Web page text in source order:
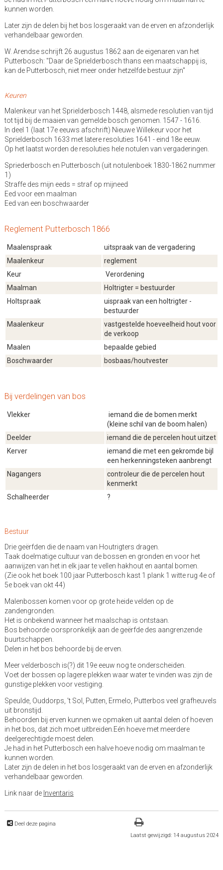
kunnen worden.
Later zijn de delen bij het bos losgeraakt van de erven en afzonderlijk
verhandelbaar geworden.
W. Arendse schrijft 26 augustus 1862 aan de eigenaren van het
Putterbosch: "Daar de Sprielderbosch thans een maatschappij is,
kan de Putterbosch, niet meer onder hetzelfde bestuur zijn"
Keuren
Malenkeur van het Sprielderbosch 1448, alsmede resolutien van tijd
tot tijd bij de maaien van gemelde bosch genomen. 1547 - 1616.
In deel 1 (laat 17e eeuws afschrift) Nieuwe Willekeur voor het
Sprielderbosch 1633 met latere resoluties 1641 - eind 18e eeuw.
Op het laatst worden de resoluties hele notulen van vergaderingen.
Spriederbosch en Putterbosch (uit notulenboek 1830-1862 nummer
1)
Straffe des mijn eeds = straf op mijneed
Eed voor een maalman
Eed van een boschwaarder
Reglement Putterbosch 1866
Maalenspraak
uitspraak van de vergadering
Maalenkeur
reglement
Keur
Verordening
Maalman
Holtrigter = bestuurder
Holtspraak
uispraak van een holtrigter -
bestuurder
Maalenkeur
vastgestelde hoeveelheid hout voor
de verkoop
Maalen
bepaalde gebied
Boschwaarder
bosbaas/houtvester
Bij verdelingen van bos
Vlekker
iemand die de bomen merkt
(kleine schil van de boom halen)
Deelder
iemand die de percelen hout uitzet
Kerver
iemand die met een gekromde bijl
een herkenningsteken aanbrengt
Nagangers
controleur die de percelen hout
kenmerkt
Schalheerder
?
Bestuur
Drie geërfden die de naam van Houtrigters dragen.
Taak doelmatige cultuur van de bossen en gronden en voor het
aanwijzen van het in elk jaar te vellen hakhout en aantal bomen.
(Zie ook het boek 100 jaar Putterbosch kast 1 plank 1 witte rug 4e of
5e boek van okt 44)
Malenbossen komen voor op grote heide velden op de
zandengronden.
Het is onbekend wanneer het maalschap is ontstaan.
Bos behoorde oorspronkelijk aan de geërfde des aangrenzende
buurtschappen.
Delen in het bos behoorde bij de erven.
Meer velderbosch is(?) dit 19e eeuw nog te onderscheiden.
Voet der bossen op lagere plekken waar water te vinden was zijn de
gunstige plekken voor vestiging.
Speulde, Ouddorps, 't Sol, Putten, Ermelo, Putterbos veel grafheuvels
uit bronstijd.
Behoorden bij erven kunnen we opmaken uit aantal delen of hoeven
in het bos, dat zich moet uitbreiden.Eén hoeve met meerdere
deelgerechtigde moest delen.
Je had in het Putterbosch een halve hoeve nodig om maalman te
kunnen worden.
Later zijn de delen in het bos losgeraakt van de erven en afzonderlijk
verhandelbaar geworden.
Link naar de Inventaris
Deel deze pagina
Laatst gewijzigd: 14 augustus 2024